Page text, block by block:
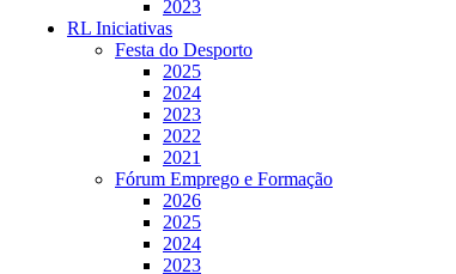
2023
RL Iniciativas
Festa do Desporto
2025
2024
2023
2022
2021
Fórum Emprego e Formação
2026
2025
2024
2023